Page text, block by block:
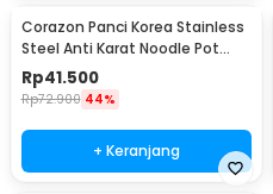
Corazon Panci Korea Stainless
Steel Anti Karat Noodle Pot
21cm - KC0408
Rp41.500
Rp72.900 44%
+ Keranjang